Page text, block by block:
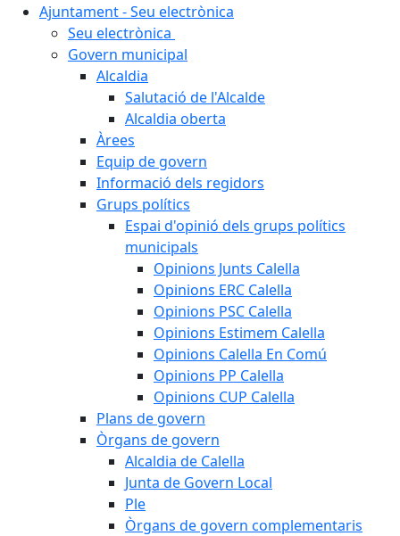
Ajuntament - Seu electrònica
Seu electrònica
Govern municipal
Alcaldia
Salutació de l'Alcalde
Alcaldia oberta
Àrees
Equip de govern
Informació dels regidors
Grups polítics
Espai d'opinió dels grups polítics
municipals
Opinions Junts Calella
Opinions ERC Calella
Opinions PSC Calella
Opinions Estimem Calella
Opinions Calella En Comú
Opinions PP Calella
Opinions CUP Calella
Plans de govern
Òrgans de govern
Alcaldia de Calella
Junta de Govern Local
Ple
Òrgans de govern complementaris